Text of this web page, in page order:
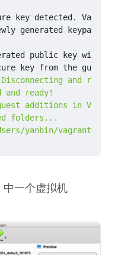
generated keypair
key from the guest
yanbin/vagrant/
中一个虚拟机